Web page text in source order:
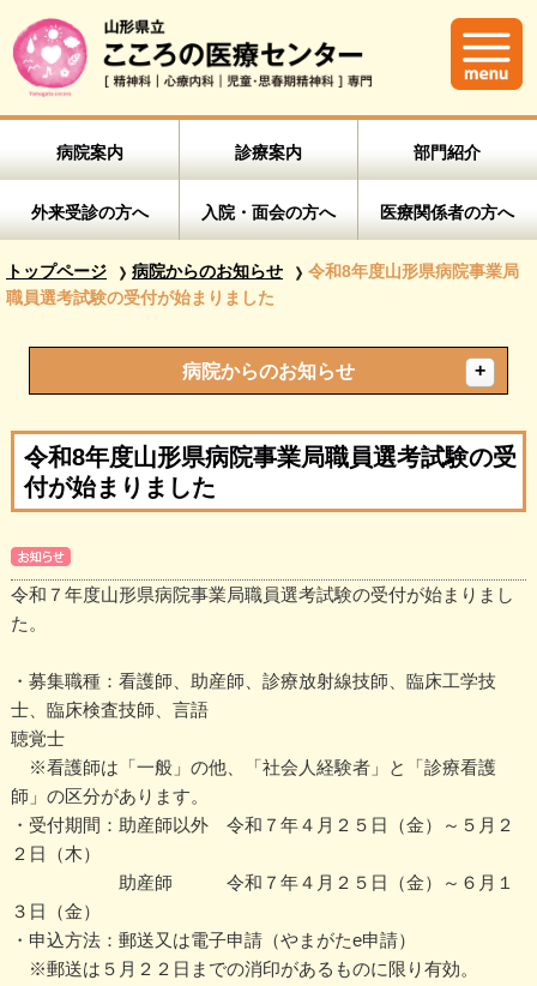
病院案内 診療案内 部門紹介
外来受診の方へ 入院・面会の方へ 医療関係者の方へ
トップページ 病院からのお知らせ
令和8年度山形県病院事業局
職員選考試験の受付が始まりました
病院からのお知らせ
令和8年度山形県病院事業局職員選考試験の受
付が始まりました
令和７年度山形県病院事業局職員選考試験の受付が始まりまし
た。
・募集職種：看護師、助産師、診療放射線技師、臨床工学技
士、臨床検査技師、言語
聴覚士
※看護師は「一般」の他、「社会人経験者」と「診療看護
師」の区分があります。
・受付期間：助産師以外 令和７年４月２５日（金）～５月２
２日（木）
助産師 令和７年４月２５日（金）～６月１
３日（金）
・申込方法：郵送又は電子申請（やまがたe申請）
※郵送は５月２２日までの消印があるものに限り有効。